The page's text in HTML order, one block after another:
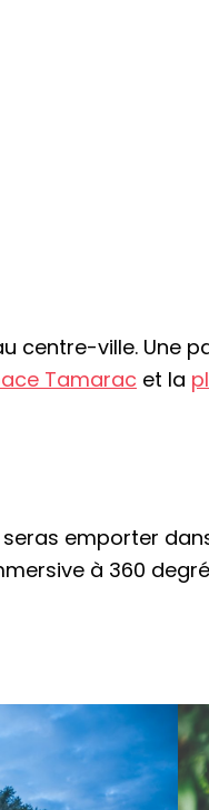
centre-ville. Une
Tamarac et la
emporter
à 360